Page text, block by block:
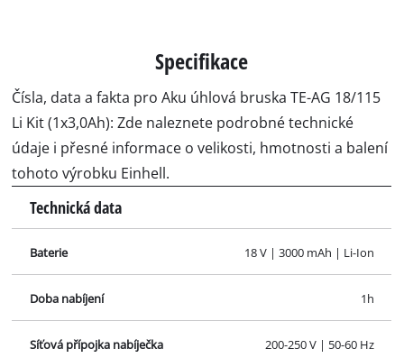
Specifikace
Čísla, data a fakta pro Aku úhlová bruska TE-AG 18/115
Li Kit (1x3,0Ah): Zde naleznete podrobné technické
údaje i přesné informace o velikosti, hmotnosti a balení
tohoto výrobku Einhell.
Technická data
Baterie 18 V | 3000 mAh | Li-Ion
Doba nabíjení 1h
Síťová přípojka nabíječka 200-250 V | 50-60 Hz